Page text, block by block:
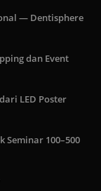
— Dentisphere
dan Event
LED Poster
Seminar 100–500